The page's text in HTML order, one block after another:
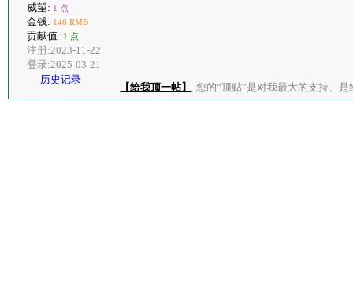
威望: 1 点
金钱: 146 RMB
贡献值: 1 点
注册:2023-11-22
登录:2025-03-21
历史记录
【给我顶一帖】 您的“顶贴”是对我最大的支持、